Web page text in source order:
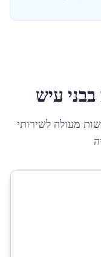
בבני עיש
מעולה לשירותי